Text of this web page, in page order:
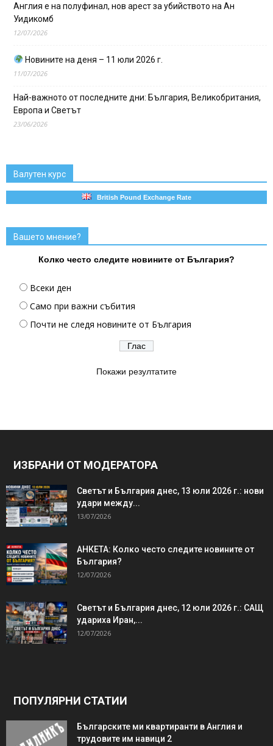
Англия е на полуфинал, нов арест за убийството на Ан
Уидикомб
12/07/2026
Новините на деня – 11 юли 2026 г.
11/07/2026
Най-важното от последните дни: България, Великобритания,
Европа и Светът
23/06/2026
Валутен курс
British Pound Exchange Rate
Вашето мнение?
Колко често следите новините от България?
Всеки ден
Само при важни събития
Почти не следя новините от България
Покажи резултатите
ИЗБРАНИ ОТ МОДЕРАТОРА
Светът и България днес, 13 юли 2026 г.: нови
удари между...
13/07/2026
АНКЕТА: Колко често следите новините от
България?
12/07/2026
Светът и България днес, 12 юли 2026 г.: САЩ
удариха Иран,...
12/07/2026
ПОПУЛЯРНИ СТАТИИ
Българските ми квартиранти в Англия и
трудовите им навици 2